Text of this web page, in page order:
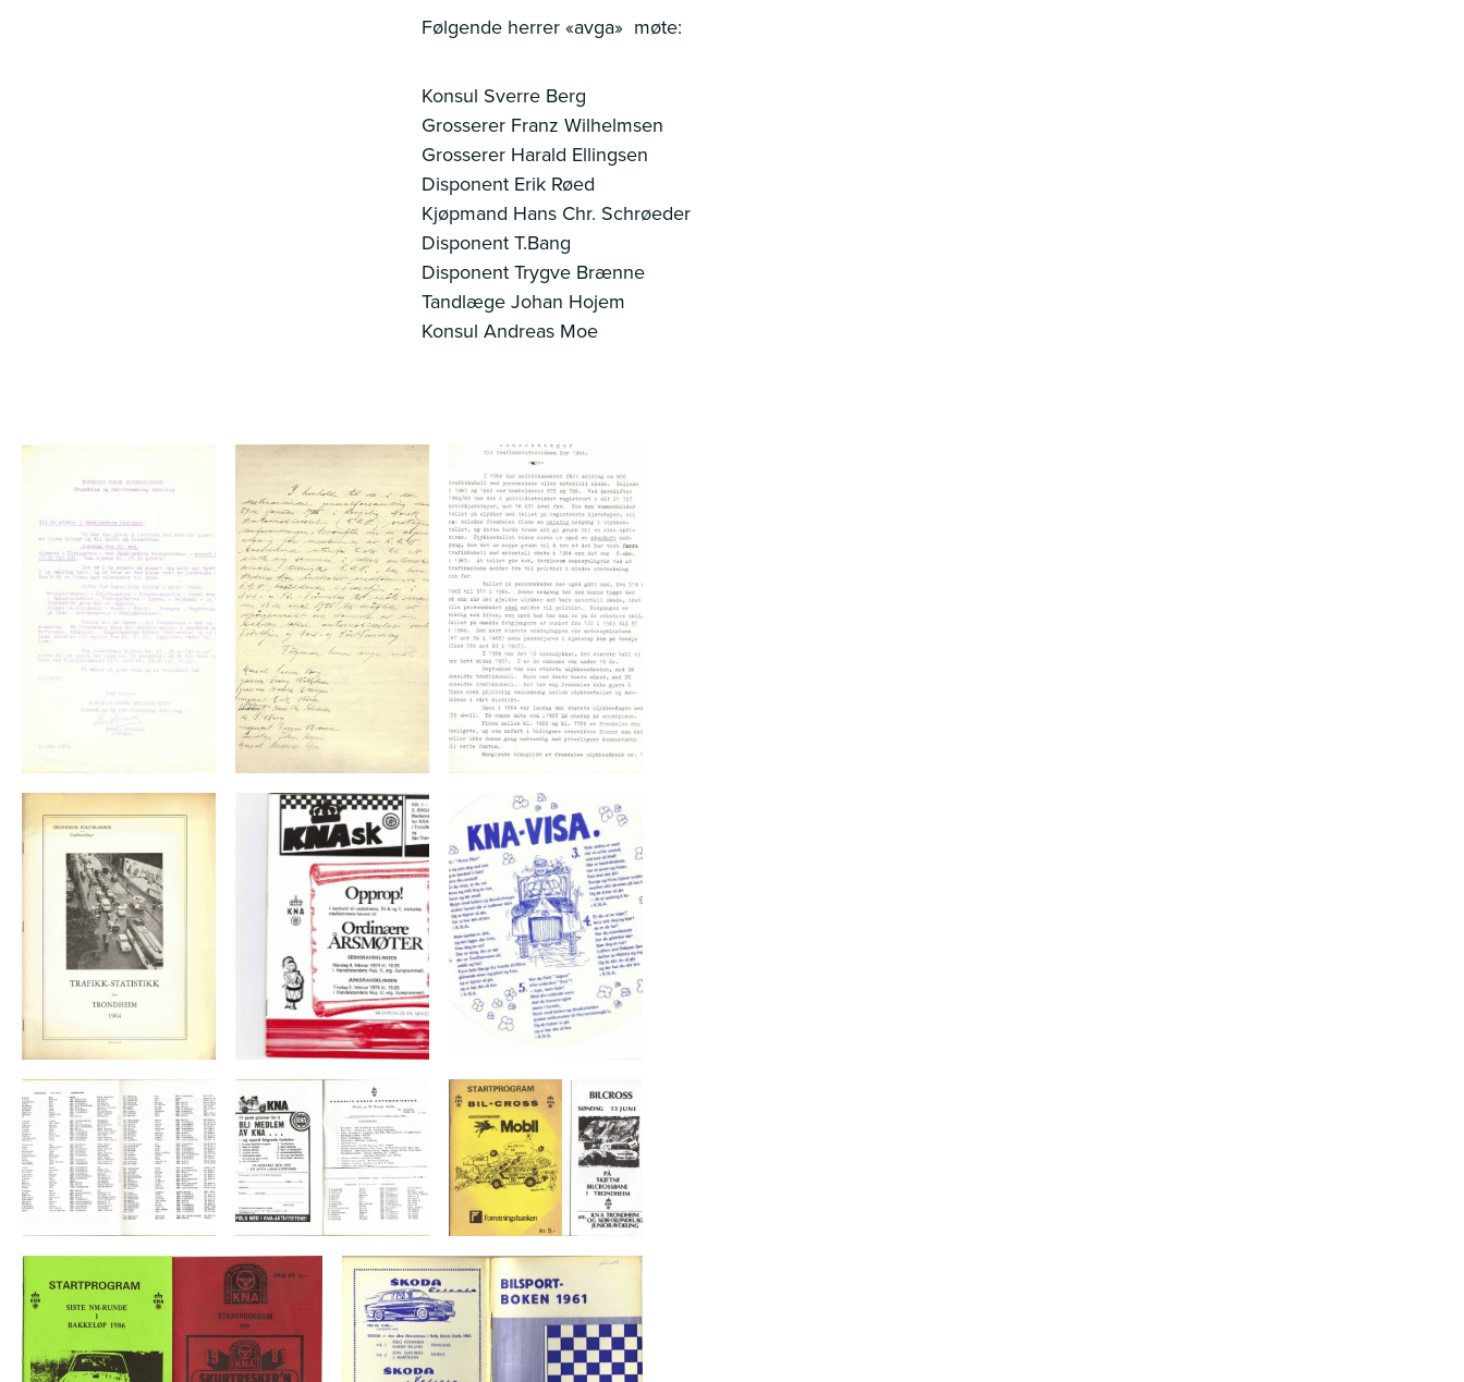
Følgende herrer «avga» møte:
Konsul Sverre Berg
Grosserer Franz Wilhelmsen
Grosserer Harald Ellingsen
Disponent Erik Røed
Kjøpmand Hans Chr. Schrøeder
Disponent T.Bang
Disponent Trygve Brænne
Tandlæge Johan Hojem
Konsul Andreas Moe